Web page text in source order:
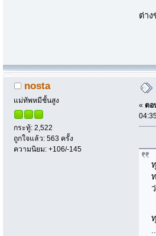
ต่า
nosta
แม่ทัพหมีชั้นสูง
กระทู้: 2,522
ถูกใจแล้ว: 563 ครั้ง
ความนิยม: +106/-145
« ตอ